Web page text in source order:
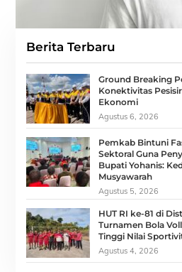
Berita Terbaru
Ground Breaking
Konektivitas
Ekonomi
Agustus 6, 2026
Pemkab Bintuni
Sektoral Guna
Bupati Yohanis:
Musyawarah
Agustus 5, 2026
HUT RI ke-81 di
Turnamen Bola
Tinggi Nilai
Agustus 4, 2026